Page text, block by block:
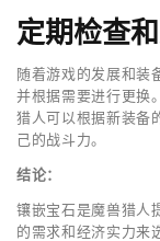
定期检查
随着游戏的发展和装
并根据需要进行更换
猎人可以根据新装备
己的战斗力。
结论：
镶嵌宝石是魔兽猎人
的需求和经济实力来